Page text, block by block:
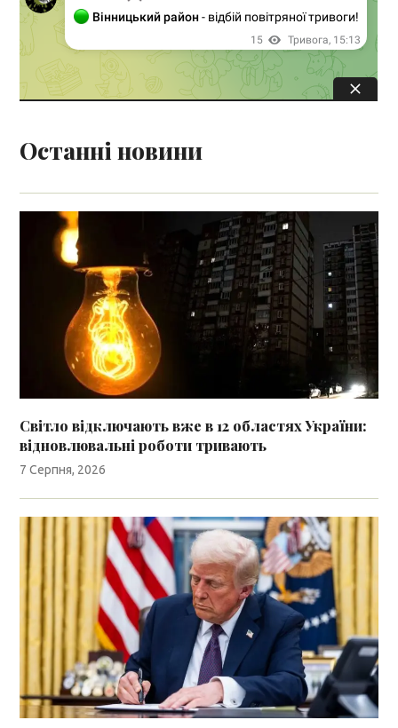
Останні новини
Світло відключають вже в 12 областях України:
відновлювальні роботи тривають
7 Серпня, 2026